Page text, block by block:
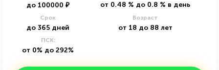
до 100000 ₽ от 0.48 % до 0.8 % в день
Срок
до 365 дней
Возраст
от 18 до 88 лет
ПСК:
от 0% до 292%